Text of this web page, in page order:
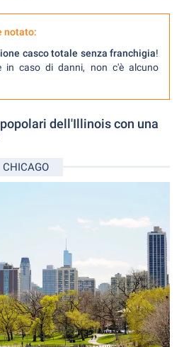
notato:
casco totale senza franchigia!
in caso di danni, non c'è alcuno
dell'Illinois con una
CHICAGO